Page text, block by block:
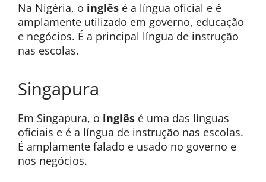
Na Nigéria, o inglês é a língua oficial e é
amplamente utilizado em governo, educação
e negócios. É a principal língua de instrução
nas escolas.
Singapura
Em Singapura, o inglês é uma das línguas
oficiais e é a língua de instrução nas escolas.
É amplamente falado e usado no governo e
nos negócios.